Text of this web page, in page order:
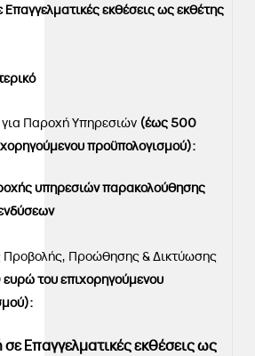
Επαγγελματικές εκθέσεις ως εκθέτης
Παροχή Υπηρεσιών (έως 500
προϋπολογισμού):
υπηρεσιών παρακολούθησης
Προβολής, Προώθησης & Δικτύωσης
του επιχορηγούμενου
Επαγγελματικές εκθέσεις ως